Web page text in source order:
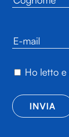
Ho letto